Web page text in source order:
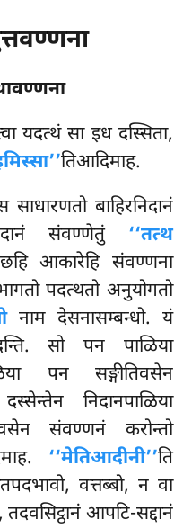
यदत्थं सा इध दस्सिता,
तिआदिमाह.
साधारणतो बाहिरनिदानं
संवण्णेतुं ‘‘तत्थ
आकारेहि संवण्णना
पदत्थतो अनुयोगतो
नाम देसनासम्बन्धो. यं
सो पन पाळिया
पन सङ्गीतिवसेन
निदानपाळिया
संवण्णनं करोन्तो
‘‘मेतिआदीनी’’ति
वत्तब्बो, न वा
आपटि-सद्दानं